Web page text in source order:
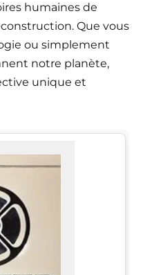
humaines de
Que vous
ou simplement
notre planète,
unique et